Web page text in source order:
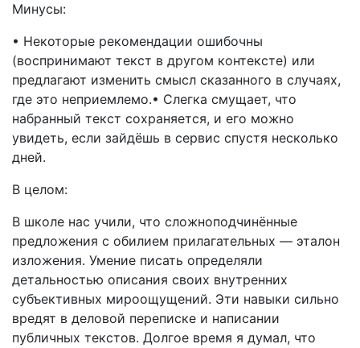
Минусы:
• Некоторые рекомендации ошибочны
(воспринимают текст в другом контексте) или
предлагают изменить смысл сказанного в случаях,
где это неприемлемо.• Слегка смущает, что
набранный текст сохраняется, и его можно
увидеть, если зайдёшь в сервис спустя несколько
дней.
В целом:
В школе нас учили, что сложноподчинённые
предложения с обилием прилагательных — эталон
изложения. Умение писать определяли
детальностью описания своих внутренних
субъективных мироощущений. Эти навыки сильно
вредят в деловой переписке и написании
публичных текстов. Долгое время я думал, что